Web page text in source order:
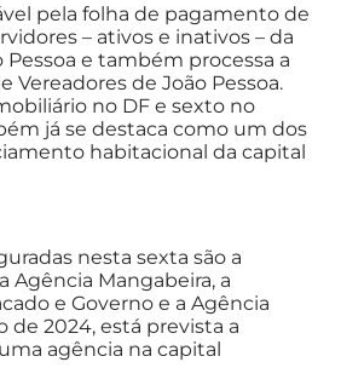
pela folha de pagamento de
– ativos e inativos – da
Pessoa e também processa a
Vereadores de João Pessoa.
no DF e sexto no
já se destaca como um dos
habitacional da capital
nesta sexta são a
Agência Mangabeira, a
e Governo e a Agência
de 2024, está prevista a
agência na capital